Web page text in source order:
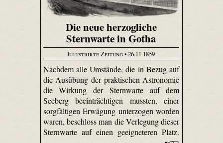
Die neue herzogliche
Sternwarte in Gotha
Illustrirte Zeitung• 26.11.1859
Nachdem alle Umstände, die in Bezug auf
die Ausübung der praktischen Astronomie
die Wirkung der Sternwarte auf dem
Seeberg beeinträchtigen mussten, einer
sorgfältigen Erwägung unterzogen worden
waren, beschloss man die Verlegung dieser
Sternwarte auf einen geeigneteren Platz.